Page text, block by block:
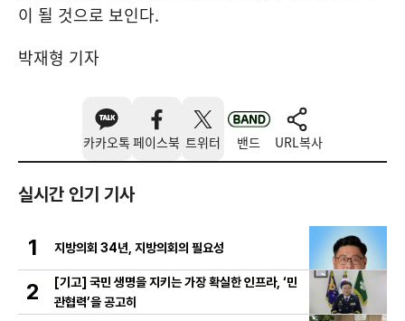
이 될 것으로 보인다.
박재형 기자
카카오톡 페이스북 트위터 밴드 URL복사
실시간 인기 기사
1 지방의회 34년, 지방의회의 필요성
2
[기고] 국민 생명을 지키는 가장 확실한 인프라, ‘민
관협력’을 공고히